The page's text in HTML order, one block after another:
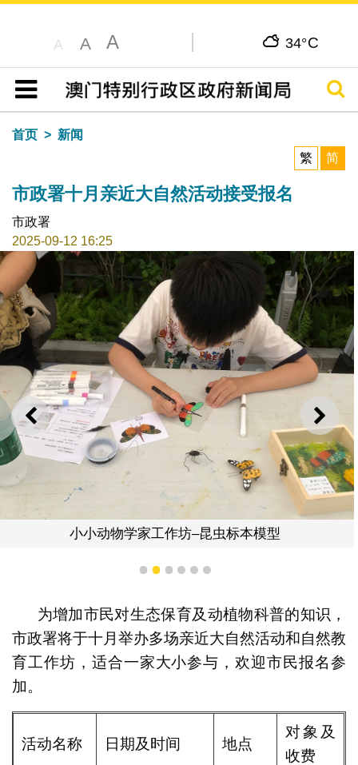
A A A 34°C
目录
搜寻
首页
新闻
繁
简
市政署十月亲近大自然活动接受报名
市政署
2025-09-12 16:25
上一则 下一
小小动物学家工作坊–昆虫标本模型
1 2 3 4 5 6
为增加市民对生态保育及动植物科普的知识，
市政署将于十月举办多场亲近大自然活动和自然教
育工作坊，适合一家大小参与，欢迎市民报名参
加。
活动名称 日期及时间 地点
对象及
收费